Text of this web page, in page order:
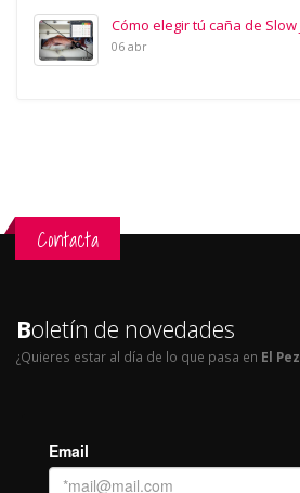
Cómo elegir tú caña de Slow
06 abr
Contacta
Boletín de novedades
¿Quieres estar al día de lo que pasa en El